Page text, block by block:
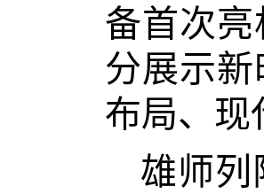
备首次
分展示
布局、现
雄师列